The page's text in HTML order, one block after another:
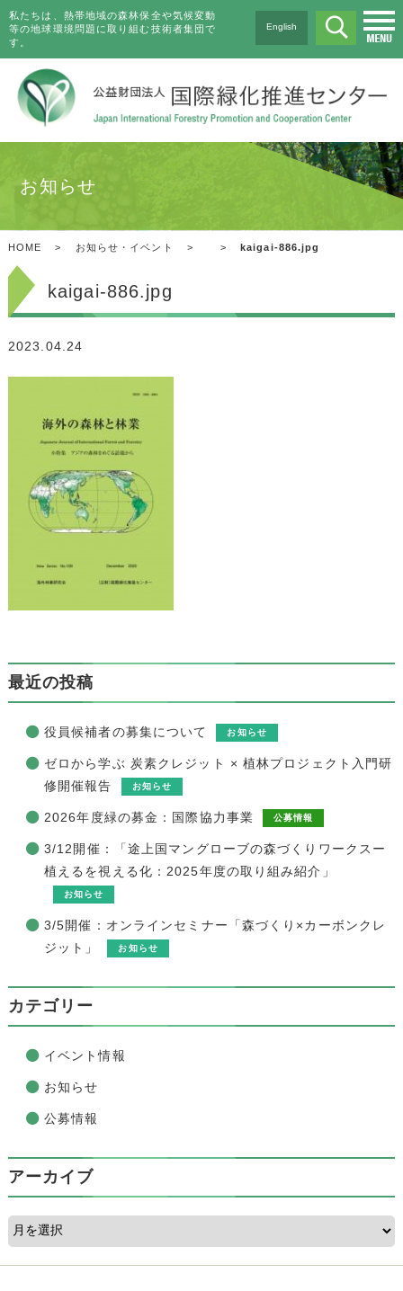
私たちは、熱帯地域の森林保全や気候変動
等の地球環境問題に取り組む技術者集団で
す。
English
お知らせ
HOME > お知らせ・イベント > > kaigai-886.jpg
kaigai-886.jpg
2023.04.24
最近の投稿
役員候補者の募集について お知らせ
ゼロから学ぶ 炭素クレジット × 植林プロジェクト入門研
修開催報告
お知らせ
2026年度緑の募金：国際協力事業 公募情報
3/12開催：「途上国マングローブの森づくりワークスー
植えるを視える化：2025年度の取り組み紹介」
お知らせ
3/5開催：オンラインセミナー「森づくり×カーボンクレ
ジット」
お知らせ
カテゴリー
イベント情報
お知らせ
公募情報
アーカイブ